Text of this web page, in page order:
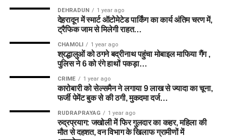
DEHRADUN 1 year ago
देहरादून में स्मार्ट ऑटोमेटेड पार्किंग का कार्य अंतिम चरण में,
ट्रैफिक जाम से मिलेगी राहत…
CHAMOLI 1 year ago
श्रद्धालुओं को ठगने बद्रीनाथ पहुंचा मोबाइल माफिया गैंग ,
पुलिस ने 6 को रंगे हाथों पकड़ा…
CRIME 1 year ago
कारोबारी को सेल्समैन ने लगाया 9 लाख से ज्यादा का चूना,
फर्जी पेमेंट बुक से की ठगी, मुकदमा दर्ज…
RUDRAPRAYAG 1 year ago
रुद्रप्रयाग: जखोली में फिर गुलदार का कहर, महिला की
मौत से दहशत, वन विभाग के खिलाफ ग्रामीणों में